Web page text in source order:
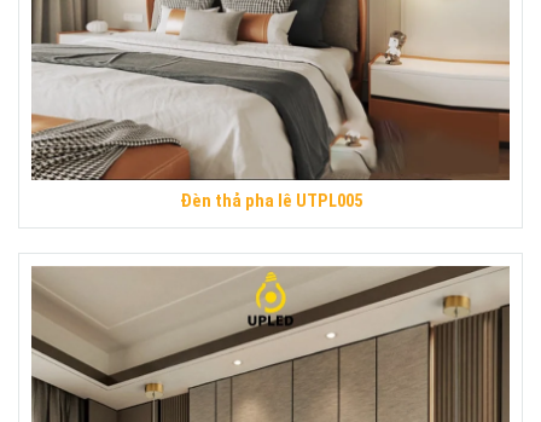
Đèn thả pha lê UTPL005